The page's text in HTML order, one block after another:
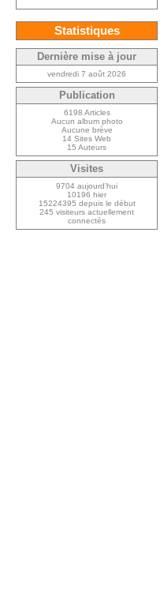
Statistiques
Dernière mise à jour
vendredi 7 août 2026
Publication
6198 Articles
Aucun album photo
Aucune brève
14 Sites Web
15 Auteurs
Visites
9704 aujourd’hui
10196 hier
15224395 depuis le début
245 visiteurs actuellement
connectés